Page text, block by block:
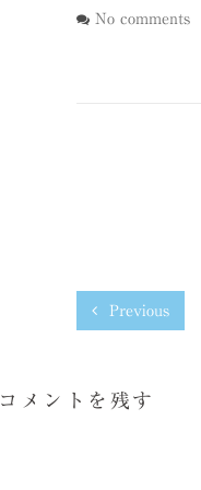
No comments
Previous
コメントを残す